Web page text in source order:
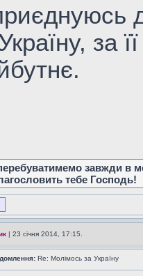
за
завжди в
тебе Господь!
| 23 січня 2014, 17:15.
Re: Молімось за Україну